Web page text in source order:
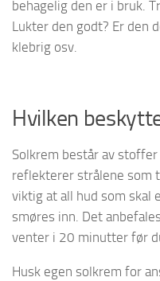
behagelig den er i bruk.
Lukter den godt? Er den
klebrig osv.
Hvilken
Solkrem består av
reflekterer strålene som
viktig at all hud som skal
smøres inn. Det
venter i 20 minutter før
Husk egen solkrem for